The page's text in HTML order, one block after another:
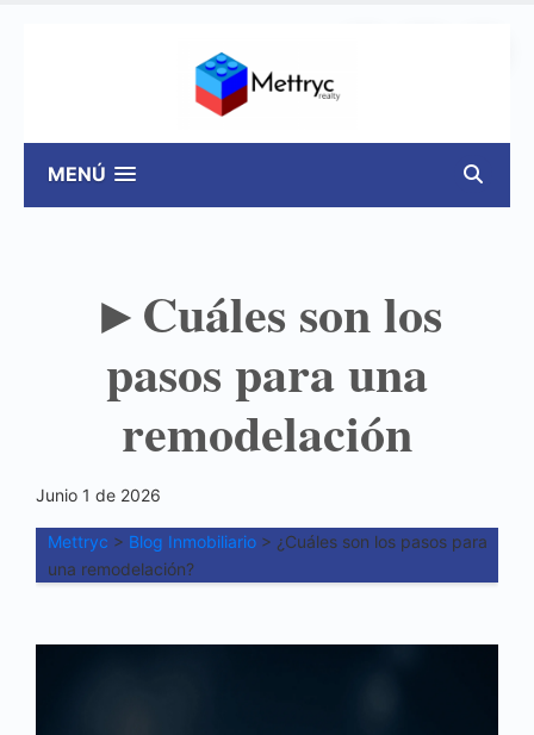
MENÚ
►Cuáles son los
pasos para una
remodelación
Junio 1 de 2026
Mettryc > Blog Inmobiliario > ¿Cuáles son los pasos para
una remodelación?